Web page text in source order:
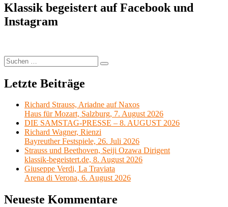
Klassik begeistert auf Facebook und
Instagram
Suchen
nach:
Suchen
Letzte Beiträge
Richard Strauss, Ariadne auf Naxos
Haus für Mozart, Salzburg, 7. August 2026
DIE SAMSTAG-PRESSE – 8. AUGUST 2026
Richard Wagner, Rienzi
Bayreuther Festspiele, 26. Juli 2026
Strauss und Beethoven, Seiji Ozawa Dirigent
klassik-begeistert.de, 8. August 2026
Giuseppe Verdi, La Traviata
Arena di Verona, 6. August 2026
Neueste Kommentare